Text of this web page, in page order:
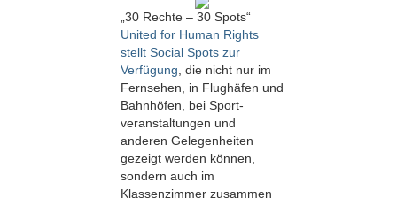
„30 Rechte – 30 Spots“
United for Human Rights
stellt Social Spots zur
Verfügung , die nicht nur im
Fernsehen, in Flughäfen und
Bahnhöfen, bei Sport­
veranstaltungen und
anderen Gelegenheiten
gezeigt werden können,
sondern auch im
Klassenzimmer zusammen